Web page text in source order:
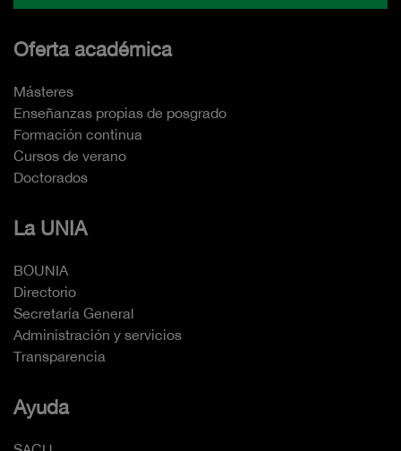
Oferta académica
Másteres
Enseñanzas propias de posgrado
Formación continua
Cursos de verano
Doctorados
La UNIA
BOUNIA
Directorio
Secretaría General
Administración y servicios
Transparencia
Ayuda